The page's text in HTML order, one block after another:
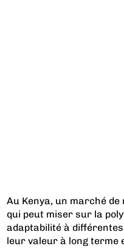
Au Kenya, un marché de
qui peut miser sur la
adaptabilité à
leur valeur à long terme